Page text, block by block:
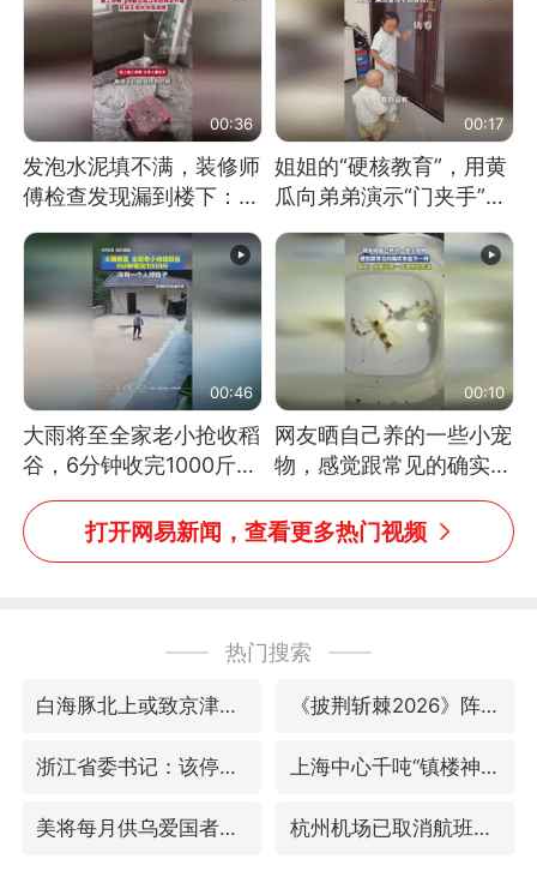
00:36
发泡水泥填不满，装修师
傅检查发现漏到楼下：出
风口未延伸到外墙
00:17
姐姐的“硬核教育”，用黄
瓜向弟弟演示“门夹手”，
网友：果然言传不如身
教！
00:46
大雨将至全家老小抢收稻
谷，6分钟收完1000斤，
没有一个人掉链子
00:10
网友晒自己养的一些小宠
物，感觉跟常见的确实有
些不一样
打开网易新闻，查看更多热门视频
热门搜索
白海豚北上或致京津冀暴雨 《披荆斩棘2026》阵容官宣
浙江省委书记：该停下的坚决停下来 上海中心千吨“镇楼神器”摆动明显
美将每月供乌爱国者拦截导弹 杭州机场已取消航班388架次